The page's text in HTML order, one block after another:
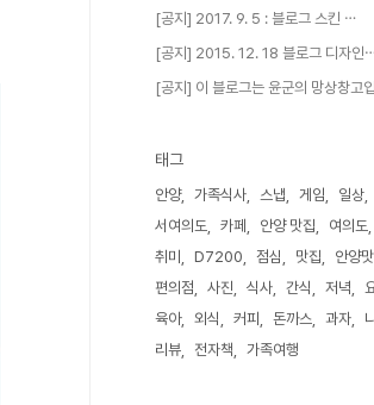
[공지] 2017. 9. 5 : 블로그 스킨 ⋯
[공지] 2015. 12. 18 블로그 디자인
[공지] 이 블로그는 윤군의 망상창고
태그
안양 가족식사 스냅 게임
일상
서여의도
카페 안양 맛집 여의도
취미
D7200 점심 맛집
안양
편의점
사진 식사 간식 저녁
육아
외식 커피 돈까스 과자
리뷰
전자책 가족여행